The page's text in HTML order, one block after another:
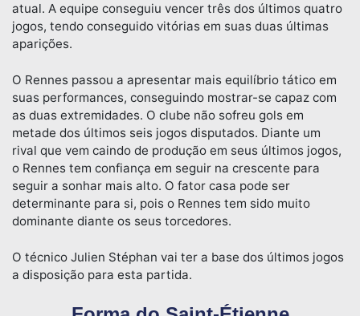
atual. A equipe conseguiu vencer três dos últimos quatro
jogos, tendo conseguido vitórias em suas duas últimas
aparições.
O Rennes passou a apresentar mais equilíbrio tático em
suas performances, conseguindo mostrar-se capaz com
as duas extremidades. O clube não sofreu gols em
metade dos últimos seis jogos disputados. Diante um
rival que vem caindo de produção em seus últimos jogos,
o Rennes tem confiança em seguir na crescente para
seguir a sonhar mais alto. O fator casa pode ser
determinante para si, pois o Rennes tem sido muito
dominante diante os seus torcedores.
O técnico Julien Stéphan vai ter a base dos últimos jogos
a disposição para esta partida.